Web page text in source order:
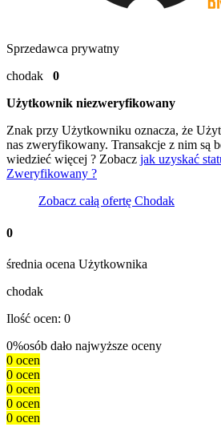
Sprzedawca prywatny
chodak 0
Użytkownik niezweryfikowany
Znak przy Użytkowniku oznacza, że
nas zweryfikowany. Transakcje z nim są
wiedzieć więcej ? Zobacz jak uzyskać
Zweryfikowany ?
Zobacz całą ofertę Chodak
0
średnia ocena Użytkownika
chodak
Ilość ocen: 0
0%osób dało najwyższe oceny
0 ocen
0 ocen
0 ocen
0 ocen
0 ocen